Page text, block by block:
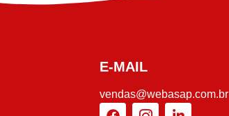
E-MAIL
vendas@webasap.com.br